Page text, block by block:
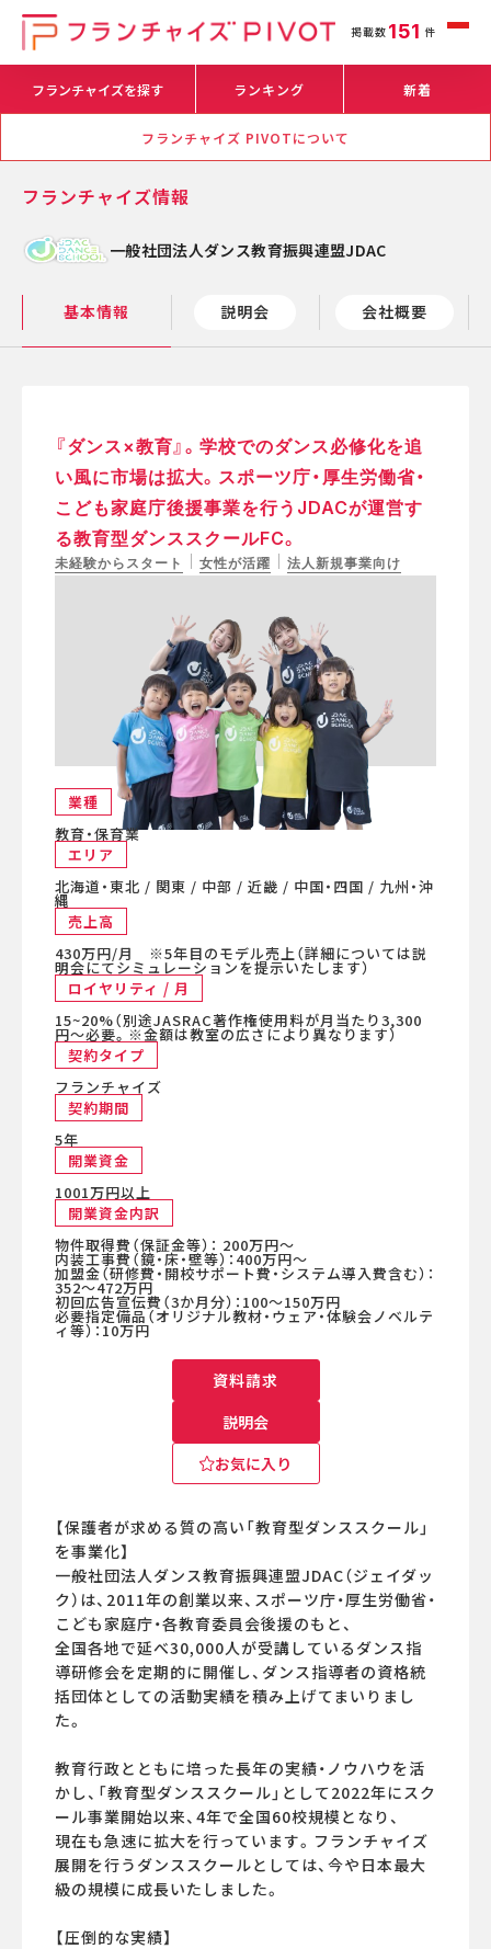
掲載数 151 件
フランチャイズを探す ランキング 新着
フランチャイズ PIVOTについて
フランチャイズ情報
一般社団法人ダンス教育振興連盟JDAC
基本情報 説明会 会社概要
『ダンス×教育』。学校でのダンス必修化を追
い風に市場は拡大。スポーツ庁・厚生労働省・
こども家庭庁後援事業を行うJDACが運営す
る教育型ダンススクールFC。
未経験からスタート 女性が活躍 法人新規事業向け
業種
教育・保育業
エリア
北海道・東北 / 関東 / 中部 / 近畿 / 中国・四国 / 九州・沖
縄
売上高
430万円/月 ※5年目のモデル売上（詳細については説
明会にてシミュレーションを提示いたします）
ロイヤリティ / 月
15~20%（別途JASRAC著作権使用料が月当たり3,300
円〜必要。※金額は教室の広さにより異なります）
契約タイプ
フランチャイズ
契約期間
5年
開業資金
1001万円以上
開業資金内訳
物件取得費（保証金等）： 200万円〜
内装工事費（鏡・床・壁等）：400万円〜
加盟金（研修費・開校サポート費・システム導入費含む）：
352〜472万円
初回広告宣伝費（3か月分）：100〜150万円
必要指定備品（オリジナル教材・ウェア・体験会ノベルテ
ィ等）：10万円
資料請求
説明会
お気に入り
【保護者が求める質の高い「教育型ダンススクール」
を事業化】
一般社団法人ダンス教育振興連盟JDAC（ジェイダッ
ク）は、2011年の創業以来、スポーツ庁・厚生労働省・
こども家庭庁・各教育委員会後援のもと、
全国各地で延べ30,000人が受講しているダンス指
導研修会を定期的に開催し、ダンス指導者の資格統
括団体としての活動実績を積み上げてまいりまし
た。
教育行政とともに培った長年の実績・ノウハウを活
かし、「教育型ダンススクール」として2022年にスク
ール事業開始以来、4年で全国60校規模となり、
現在も急速に拡大を行っています。フランチャイズ
展開を行うダンススクールとしては、今や日本最大
級の規模に成長いたしました。
【圧倒的な実績】